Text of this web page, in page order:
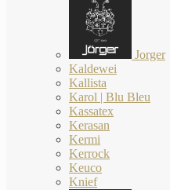
Jorger
Kaldewei
Kallista
Karol | Blu Bleu
Kassatex
Kerasan
Kermi
Kerrock
Keuco
Knief